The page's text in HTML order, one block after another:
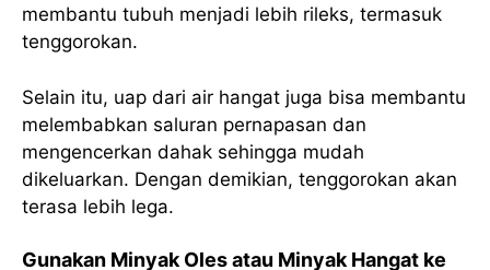
membantu tubuh menjadi lebih rileks, termasuk
tenggorokan.
Selain itu, uap dari air hangat juga bisa membantu
melembabkan saluran pernapasan dan
mengencerkan dahak sehingga mudah
dikeluarkan. Dengan demikian, tenggorokan akan
terasa lebih lega.
Gunakan Minyak Oles atau Minyak Hangat ke